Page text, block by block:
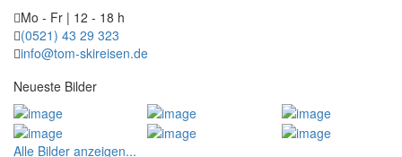
Mo - Fr | 12 - 18 h
(0521) 43 29 323
info@tom-skireisen.de
Neueste Bilder
Alle Bilder anzeigen...